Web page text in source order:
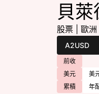
貝
股票 歐洲
前收
美元
美
累積
年